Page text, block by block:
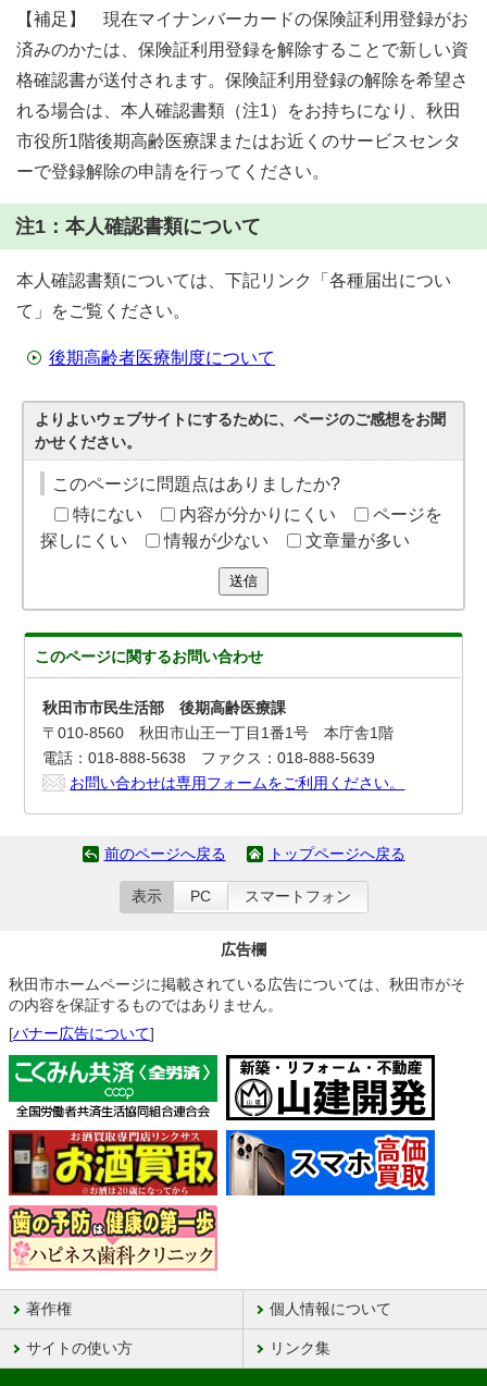
【補足】 現在マイナンバーカードの保険証利用登録がお
済みのかたは、保険証利用登録を解除することで新しい資
格確認書が送付されます。保険証利用登録の解除を希望さ
れる場合は、本人確認書類（注1）をお持ちになり、秋田
市役所1階後期高齢医療課またはお近くのサービスセンタ
ーで登録解除の申請を行ってください。
注1：本人確認書類について
本人確認書類については、下記リンク「各種届出につい
て」をご覧ください。
後期高齢者医療制度について
よりよいウェブサイトにするために、ページのご感想をお聞
かせください。
このページに問題点はありましたか?
特にない
内容が分かりにくい
ページを
探しにくい
情報が少ない 文章量が多い
送信
このページに関するお問い合わせ
秋田市市民生活部 後期高齢医療課
〒010-8560 秋田市山王一丁目1番1号 本庁舎1階
電話：018-888-5638 ファクス：018-888-5639
お問い合わせは専用フォームをご利用ください。
前のページへ戻る トップページへ戻る
表示 PC スマートフォン
広告欄
秋田市ホームページに掲載されている広告については、秋田市がそ
の内容を保証するものではありません。
[バナー広告について]
著作権 個人情報について
サイトの使い方 リンク集